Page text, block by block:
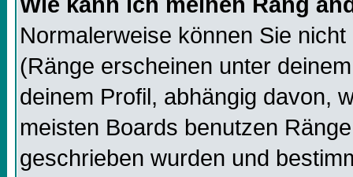
Normalerweise können Sie
(Ränge erscheinen unter
deinem Profil, abhängig davon,
meisten Boards benutzen
geschrieben wurden und